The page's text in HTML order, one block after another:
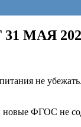
2021
не
новые ФГОС не